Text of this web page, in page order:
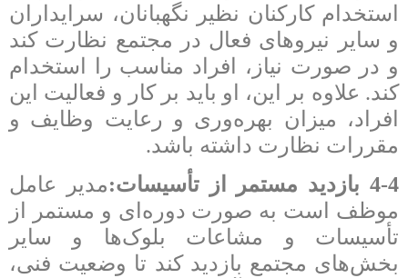
استخدام کارکنان نظیر نگهبانان، سرایداران
و سایر نیروهای فعال در مجتمع نظارت کند
و در صورت نیاز، افراد مناسب را استخدام
کند. علاوه بر این، او باید بر کار و فعالیت این
افراد، میزان بهره‌وری و رعایت وظایف و
مقررات نظارت داشته باشد.
4-4 بازدید مستمر از تأسیسات:
مدیر عامل
موظف است به صورت دوره‌ای و مستمر از
تأسیسات و مشاعات بلوک‌ها و سایر
بخش‌های مجتمع بازدید کند تا وضعیت فنی،